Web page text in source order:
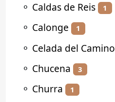
⚬ Caldas de Reis 1
⚬ Calonge 1
⚬ Celada del Camino
⚬ Chucena 3
⚬ Churra 1